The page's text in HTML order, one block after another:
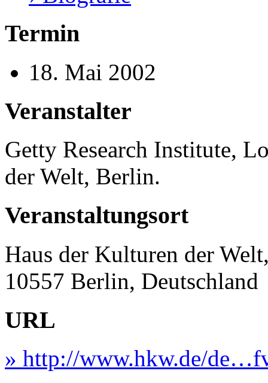
Termin
18. Mai 2002
Veranstalter
Getty Research Institute,
der Welt, Berlin.
Veranstaltungsort
Haus der Kulturen der
10557 Berlin, Deutschland
URL
» http://www.hkw.de/